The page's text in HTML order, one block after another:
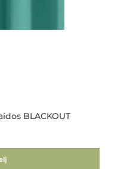
BLACKOUT